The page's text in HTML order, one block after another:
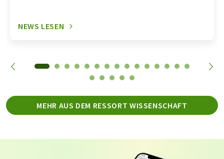
NEWS LESEN
MEHR AUS DEM RESSORT WISSENSCHAFT